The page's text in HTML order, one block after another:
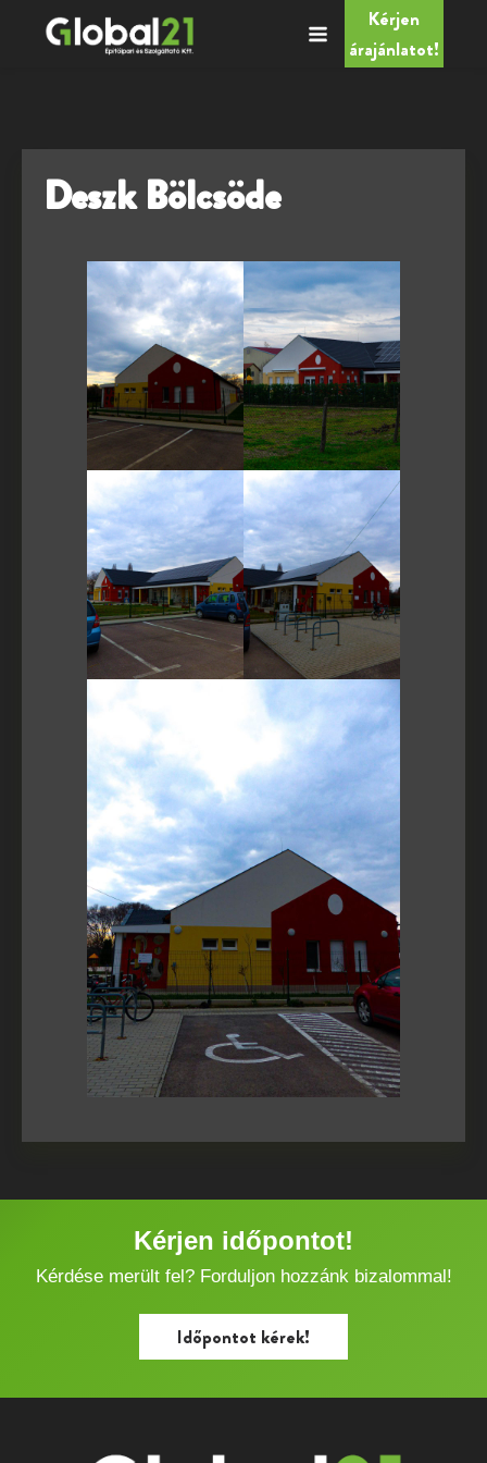
Kérjen
árajánlatot!
Deszk Bölcsöde
Kérjen időpontot!
Kérdése merült fel? Forduljon hozzánk bizalommal!
Időpontot kérek!